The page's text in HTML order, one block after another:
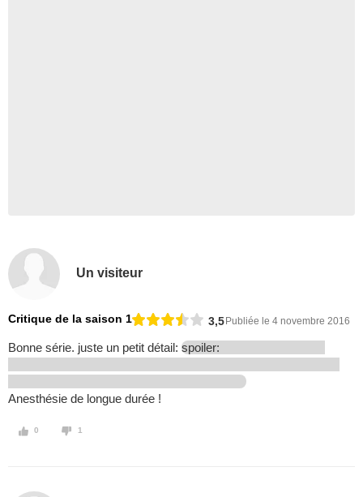
Un visiteur
Critique de la saison 1 3,5Publiée le 4 novembre 2016
Bonne série. juste un petit détail: spoiler:
Anesthésie de longue durée !
0 1